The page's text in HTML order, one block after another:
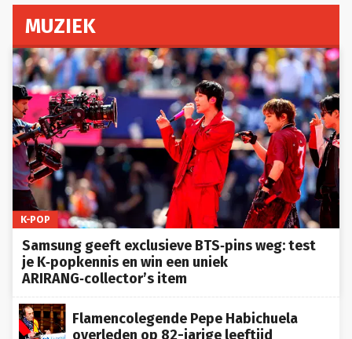
MUZIEK
K-POP
Samsung geeft exclusieve BTS‑pins weg: test
je K‑popkennis en win een uniek
ARIRANG‑collector’s item
Flamencolegende Pepe Habichuela
overleden op 82-jarige leeftijd